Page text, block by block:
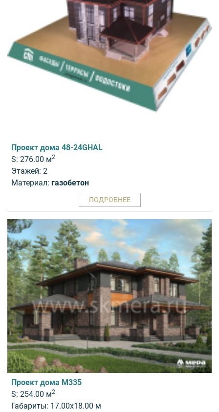
Проект дома 48-24GHAL
S: 276.00 м2
Этажей: 2
Материал: газобетон
ПОДРОБНЕЕ
Проект дома M335
S: 254.00 м2
Габариты: 17.00x18.00 м